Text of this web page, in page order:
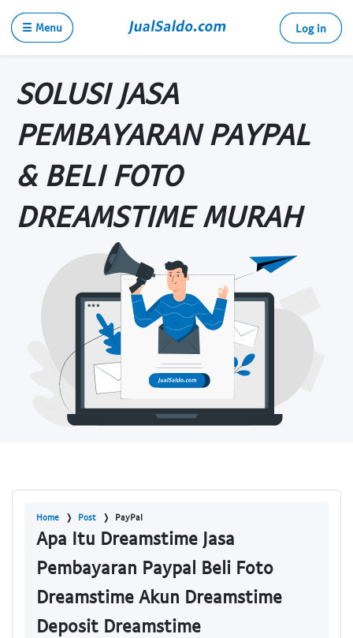
☰ Menu Log in
SOLUSI JASA
PEMBAYARAN PAYPAL
& BELI FOTO
DREAMSTIME MURAH
Home Post PayPal
Apa Itu Dreamstime Jasa
Pembayaran Paypal Beli Foto
Dreamstime Akun Dreamstime
Deposit Dreamstime